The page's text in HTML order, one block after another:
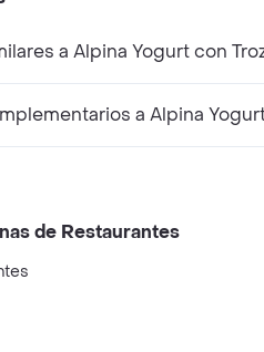
a Alpina Yogurt con
a Alpina
de Restaurantes